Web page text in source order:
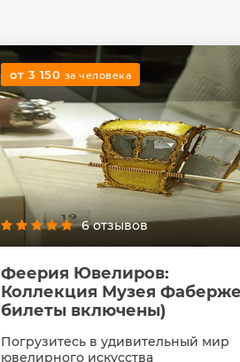
от 3 150 за человека
6 отзывов
Феерия Ювелиров:
Коллекция Музея
билеты включены)
Погрузитесь в удивительный мир
ювелирного искусства